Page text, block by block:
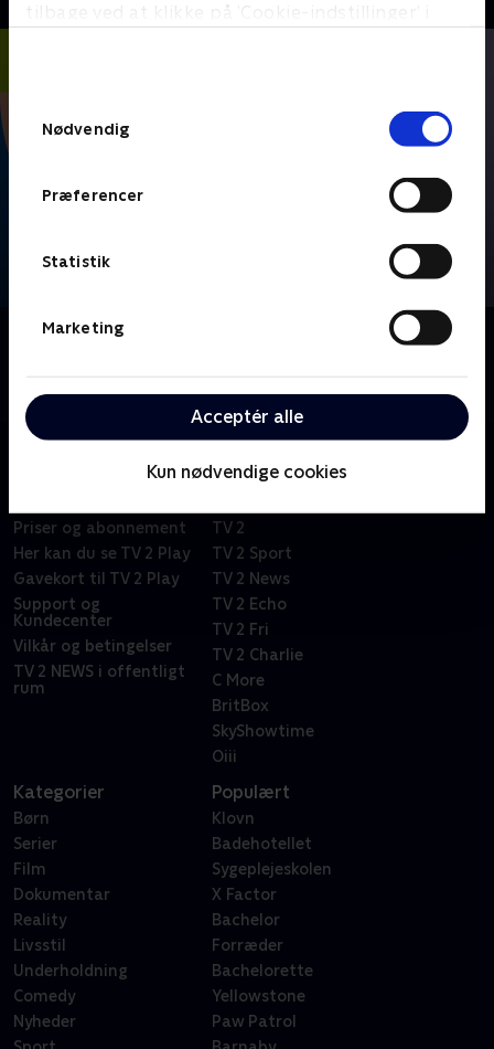
tilbage ved at klikke på ’Cookie-indstillinger’ i
Nødvendig
Præferencer
Statistik
Marketing
Acceptér alle
Kun nødvendige cookies
Om FIFA VM 2026 - Højdepunkter
Mexico, USA og Canada.
Priser og abonnement
Her kan du se TV 2 Play
Gavekort til TV 2 Play
Support og
Kundecenter
Vilkår og betingelser
TV 2 NEWS i offentligt
rum
TV 2
TV 2 Sport
TV 2 News
TV 2 Echo
TV 2 Fri
TV 2 Charlie
C More
BritBox
SkyShowtime
Oiii
Kategorier
Børn
Serier
Film
Dokumentar
Reality
Livsstil
Underholdning
Comedy
Nyheder
Populært
Klovn
Badehotellet
Sygeplejeskolen
X Factor
Bachelor
Forræder
Bachelorette
Yellowstone
Paw Patrol